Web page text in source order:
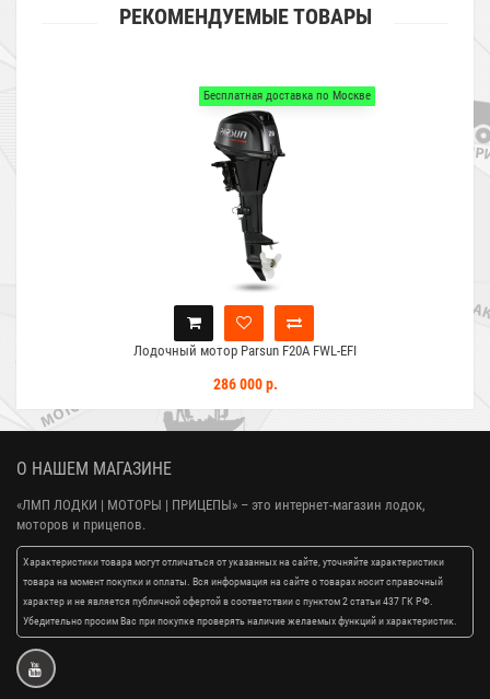
РЕКОМЕНДУЕМЫЕ ТОВАРЫ
Бесплатная доставка по Москве
Лодочный мотор Parsun F20A FWL-EFI
286 000 р.
О НАШЕМ МАГАЗИНЕ
«ЛМП ЛОДКИ | МОТОРЫ | ПРИЦЕПЫ» – это интернет-магазин лодок,
моторов и прицепов.
Характеристики товара могут отличаться от указанных на сайте, уточняйте характеристики
товара на момент покупки и оплаты. Вся информация на сайте о товарах носит справочный
характер и не является публичной офертой в соответствии с пунктом 2 статьи 437 ГК РФ.
Убедительно просим Вас при покупке проверять наличие желаемых функций и характеристик.